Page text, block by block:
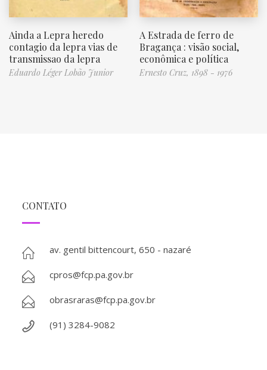
Ainda a Lepra heredo
contagio da lepra vias de
transmissao da lepra
Eduardo Léger Lobão Junior
A Estrada de ferro de
Bragança : visão social,
econômica e política
Ernesto Cruz, 1898 - 1976
CONTATO
av. gentil bittencourt, 650 - nazaré
cpros@fcp.pa.gov.br
obrasraras@fcp.pa.gov.br
(91) 3284-9082